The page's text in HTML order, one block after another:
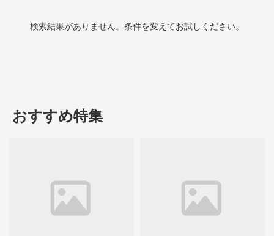
検索結果がありません。条件を変えてお試しください。
おすすめ特集